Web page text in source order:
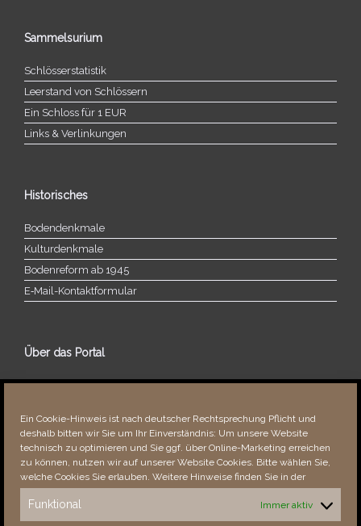
Ein Cookie-Hinweis ist nach deutscher Rechtsprechung Pflicht und
deshalb bitten wir Sie um Ihr Einverständnis: Um unsere Website
technisch zu optimieren und Sie ggf. über Online-Marketing erreichen
zu können, nutzen wir auf unserer Website Cookies. Bitte wählen Sie,
welche Cookies Sie erlauben. Weitere Hinweise finden Sie in der
Funktional Immer aktiv
Sammelsurium
Schlösserstatistik
Leerstand von Schlössern
Ein Schloss für 1 EUR
Links & Verlinkungen
Historisches
Bodendenkmale
Kulturdenkmale
Bodenreform ab 1945
E‑Mail-​​Kontaktformular
Über das Portal
Über dieses Portal
Fehler bemerkt?
Besucher seit 08/​2021